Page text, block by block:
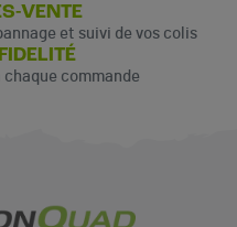
VENTE
et suivi de vos colis
chaque commande